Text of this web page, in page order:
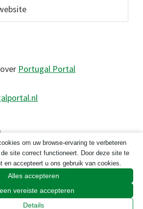
Portugal Portal
Portugal Portal 2023
om uw browse-ervaring te verbeteren
site correct functioneert. Door deze site te
en accepteert u ons gebruik van cookies.
Alles accepteren
vereiste accepteren
Details